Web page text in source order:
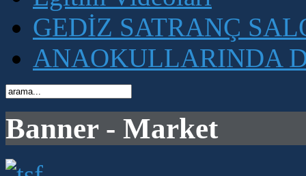
GEDİZ SATRANÇ
ANAOKULLARINDA
Banner - Market